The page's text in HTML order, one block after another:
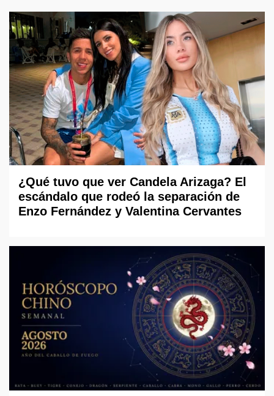
¿Qué tuvo que ver Candela Arizaga? El
escándalo que rodeó la separación de
Enzo Fernández y Valentina Cervantes